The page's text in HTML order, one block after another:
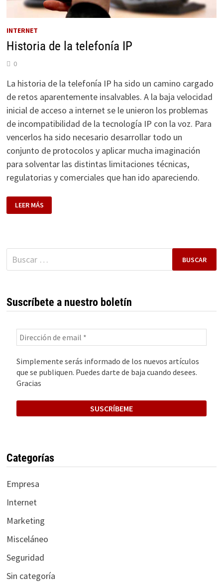
INTERNET
Historia de la telefonía IP
0
La historia de la telefonía IP ha sido un camino cargado
de retos aparentemente insalvables. A la baja velocidad
inicial de acceso a internet se le unieron los problemas
de incompatibilidad de la tecnología IP con la voz. Para
vencerlos ha sido necesario desarrollar todo un
conjunto de protocolos y aplicar mucha imaginación
para solventar las distintas limitaciones técnicas,
regulatorias y comerciales que han ido apareciendo.
HISTORIA
DE
LA
LEER MÁS
Buscar:
Suscríbete a nuestro boletín
Simplemente serás informado de los nuevos artículos
que se publiquen. Puedes darte de baja cuando desees.
Gracias
Categorías
Empresa
Internet
Marketing
Misceláneo
Seguridad
Sin categoría